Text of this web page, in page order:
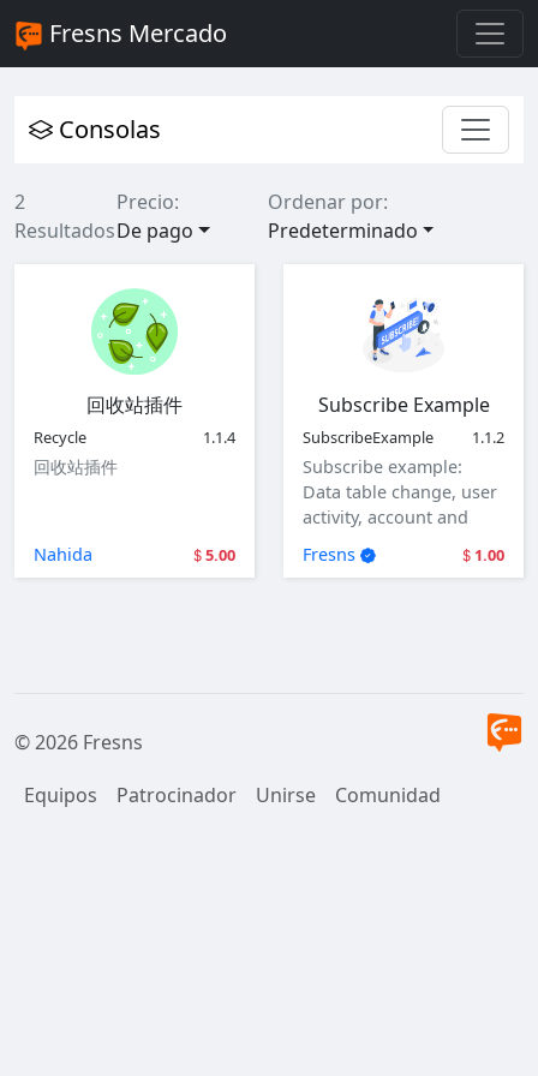
Fresns Mercado
Consolas
2
Resultados
Precio:
De pago
Ordenar por:
Predeterminado
回收站插件
Recycle 1.1.4
回收站插件
Nahida 5.00
Subscribe Example
SubscribeExample 1.1.2
Subscribe example:
Data table change, user
activity, account and
user login.
Fresns 1.00
© 2026 Fresns
Equipos
Patrocinador Unirse Comunidad